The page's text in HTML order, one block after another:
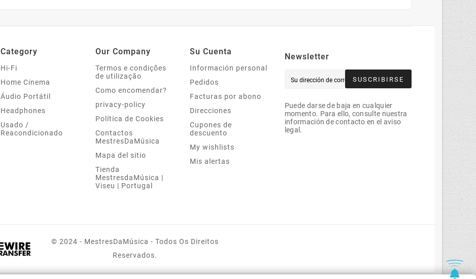
Category
Hi-Fi
Home Cinema
Áudio Portátil
Headphones
Usado /
Reacondicionado
Our Company
Termos e condições
de utilização
Como encomendar?
privacy-policy
Política de Cookies
Contactos
MestresDaMúsica
Mapa del sitio
Tienda
MestresdaMúsica |
Viseu | Portugal
Su Cuenta
Información personal
Pedidos
Facturas por abono
Direcciones
Cupones de
descuento
My wishlists
Mis alertas
Newsletter
SUSCRIBIRSE
Puede darse de baja en cualquier
momento. Para ello, consulte nuestra
información de contacto en el aviso
legal.
© 2024 - MestresDaMúsica - Todos Os Direitos
Reservados.